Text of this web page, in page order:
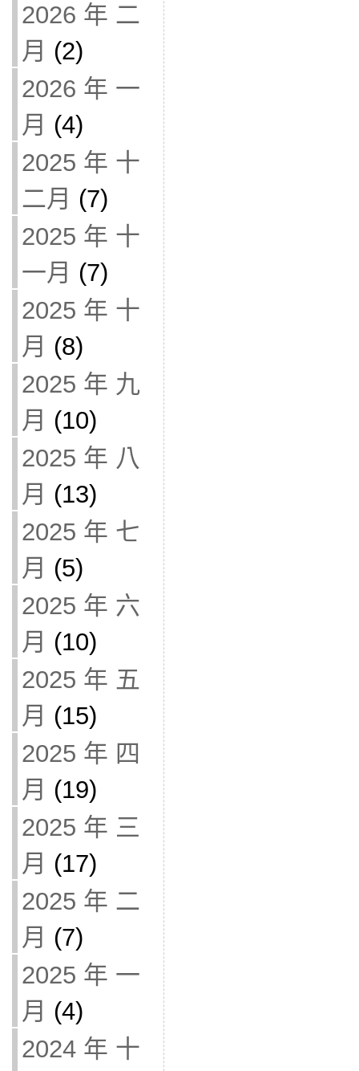
2026 年 二
月 (2)
2026 年 一
月 (4)
2025 年 十
二月 (7)
2025 年 十
一月 (7)
2025 年 十
月 (8)
2025 年 九
月 (10)
2025 年 八
月 (13)
2025 年 七
月 (5)
2025 年 六
月 (10)
2025 年 五
月 (15)
2025 年 四
月 (19)
2025 年 三
月 (17)
2025 年 二
月 (7)
2025 年 一
月 (4)
2024 年 十